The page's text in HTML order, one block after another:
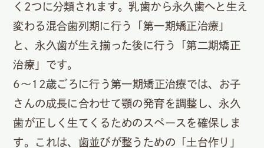
く2つに分類されます。乳歯から永久歯へと生え
変わる混合歯列期に行う「第一期矯正治療」
と、永久歯が生え揃った後に行う「第二期矯正
治療」です。
6〜12歳ごろに行う第一期矯正治療では、お子
さんの成長に合わせて顎の発育を調整し、永久
歯が正しく生てくるためのスペースを確保しま
す。これは、歯並びが整うための「土台作り」